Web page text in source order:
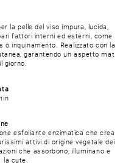
la pelle del viso impura, lucida,
fattori interni ed esterni, come
o inquinamento. Realizzato con la
garantendo un aspetto mat
giorno.
esfoliante enzimatica che crea
attivi di origine vegetale dei
che assorbono, illuminano e
la cute.